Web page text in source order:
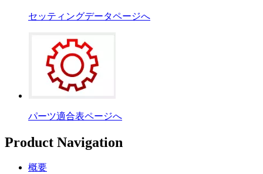
セッティングデータページへ
パーツ適合表ページへ
Product Navigation
概要